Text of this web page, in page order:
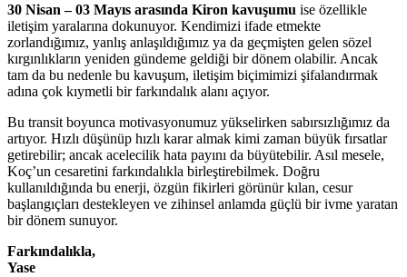
30 Nisan – 03 Mayıs arasında Kiron kavuşumu ise özellikle
iletişim yaralarına dokunuyor. Kendimizi ifade etmekte
zorlandığımız, yanlış anlaşıldığımız ya da geçmişten gelen sözel
kırgınlıkların yeniden gündeme geldiği bir dönem olabilir. Ancak
tam da bu nedenle bu kavuşum, iletişim biçimimizi şifalandırmak
adına çok kıymetli bir farkındalık alanı açıyor.
Bu transit boyunca motivasyonumuz yükselirken sabırsızlığımız da
artıyor. Hızlı düşünüp hızlı karar almak kimi zaman büyük fırsatlar
getirebilir; ancak acelecilik hata payını da büyütebilir. Asıl mesele,
Koç’un cesaretini farkındalıkla birleştirebilmek. Doğru
kullanıldığında bu enerji, özgün fikirleri görünür kılan, cesur
başlangıçları destekleyen ve zihinsel anlamda güçlü bir ivme yaratan
bir dönem sunuyor.
Farkındalıkla,
Yase